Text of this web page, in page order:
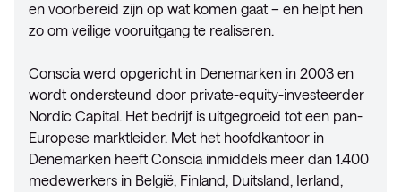
en voorbereid zijn op wat komen gaat – en helpt hen
zo om veilige vooruitgang te realiseren.
Conscia werd opgericht in Denemarken in 2003 en
wordt ondersteund door private-equity-investeerder
Nordic Capital. Het bedrijf is uitgegroeid tot een pan-
Europese marktleider. Met het hoofdkantoor in
Denemarken heeft Conscia inmiddels meer dan 1.400
medewerkers in België, Finland, Duitsland, Ierland,